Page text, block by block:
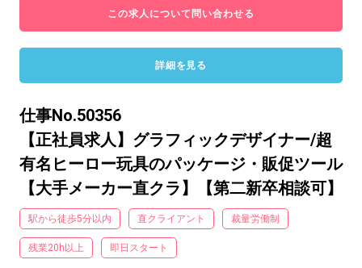
この求人について問い合わせる
詳細を見る
仕事No.50356
【正社員求人】グラフィックデザイナー/超
有名ヒーロー玩具のパッケージ・販促ツール
【大手メーカー直クラ】【第二新卒相談可】
駅から徒歩5分以内 直クライアント 裁量労働制
残業20h以上 即日スタート